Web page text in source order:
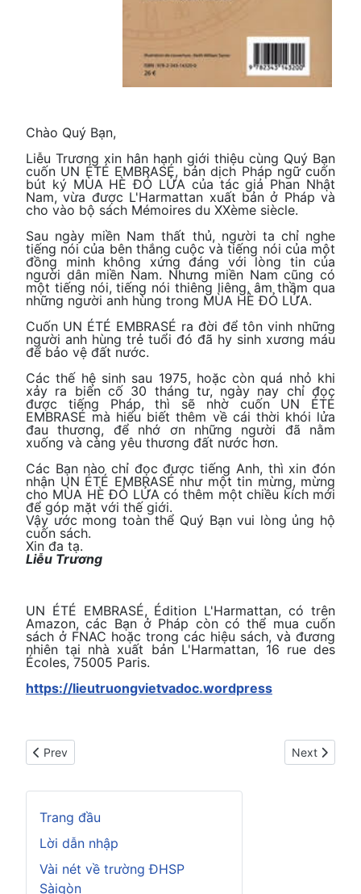
Trang đầu
Lời dẫn nhập
Vài nét về trường ĐHSP
Sàigòn
Chào Quý Bạn,
Liễu Trương xin hân hạnh giới thiệu cùng Quý Bạn
cuốn UN ÉTÉ EMBRASÉ, bản dịch Pháp ngữ cuốn
bút ký MÙA HÈ ĐỎ LỬA của tác giả Phan Nhật
Nam, vừa được L'Harmattan xuất bản ở Pháp và
cho vào bộ sách Mémoires du XXème siècle.
Sau ngày miền Nam thất thủ, người ta chỉ nghe
tiếng nói của bên thắng cuộc và tiếng nói của một
đồng minh không xứng đáng với lòng tin của
người dân miền Nam. Nhưng miền Nam cũng có
một tiếng nói, tiếng nói thiêng liêng, âm thầm qua
những người anh hùng trong MÙA HÈ ĐỎ LỬA.
Cuốn UN ÉTÉ EMBRASÉ ra đời để tôn vinh những
người anh hùng trẻ tuổi đó đã hy sinh xương máu
để bảo vệ đất nước.
Các thế hệ sinh sau 1975, hoặc còn quá nhỏ khi
xảy ra biến cố 30 tháng tư, ngày nay chỉ đọc
được tiếng Pháp, thì sẽ nhờ cuốn UN ÉTÉ
EMBRASÉ mà hiểu biết thêm về cái thời khói lửa
đau thương, để nhớ ơn những người đã nằm
xuống và càng yêu thương đất nước hơn.
Các Bạn nào chỉ đọc được tiếng Anh, thì xin đón
nhận UN ÉTÉ EMBRASÉ như một tin mừng, mừng
cho MÙA HÈ ĐỎ LỬA có thêm một chiều kích mới
để góp mặt với thế giới.
Vậy ước mong toàn thể Quý Bạn vui lòng ủng hộ
cuốn sách.
Xin đa tạ.
Liễu Trương
UN ÉTÉ EMBRASÉ, Édition L'Harmattan, có trên
Amazon, các Bạn ở Pháp còn có thể mua cuốn
sách ở FNAC hoặc trong các hiệu sách, và đương
nhiên tại nhà xuất bản L'Harmattan, 16 rue des
Écoles, 75005 Paris.
https://lieutruongvietvadoc.wordpress
Previous article: Giới thiệu Nhạc: LÊ HỮU NGHĨA VÀ CON GÀ
Prev Next article:
Next